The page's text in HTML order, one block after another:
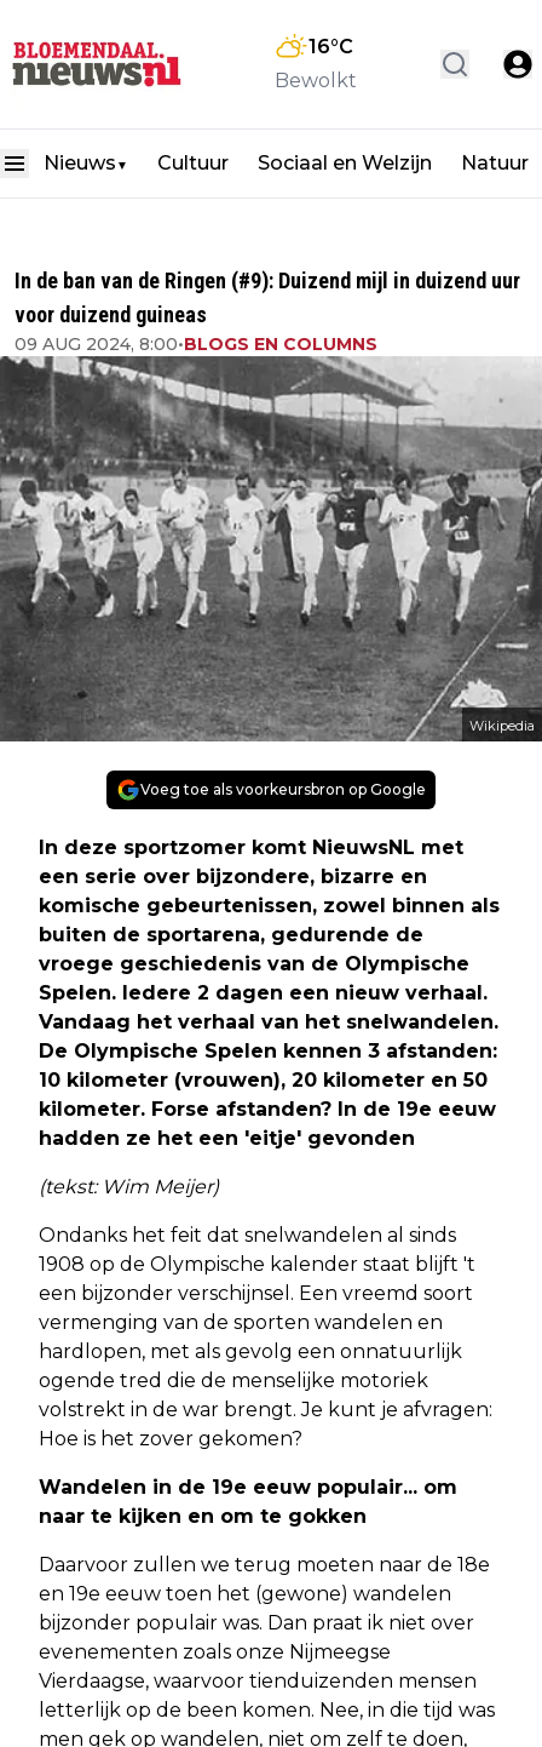
16°C
Bewolkt
Nieuws ▼ Cultuur Sociaal en Welzijn Natuur
In de ban van de Ringen (#9): Duizend mijl in duizend uur
voor duizend guineas
09 AUG 2024, 8:00•BLOGS EN COLUMNS
Wikipedia
Voeg toe als voorkeursbron op Google
In deze sportzomer komt NieuwsNL met
een serie over bijzondere, bizarre en
komische gebeurtenissen, zowel binnen als
buiten de sportarena, gedurende de
vroege geschiedenis van de Olympische
Spelen. Iedere 2 dagen een nieuw verhaal.
Vandaag het verhaal van het snelwandelen.
De Olympische Spelen kennen 3 afstanden:
10 kilometer (vrouwen), 20 kilometer en 50
kilometer. Forse afstanden? In de 19e eeuw
hadden ze het een 'eitje' gevonden
(tekst: Wim Meijer)
Ondanks het feit dat snelwandelen al sinds
1908 op de Olympische kalender staat blijft 't
een bijzonder verschijnsel. Een vreemd soort
vermenging van de sporten wandelen en
hardlopen, met als gevolg een onnatuurlijk
ogende tred die de menselijke motoriek
volstrekt in de war brengt. Je kunt je afvragen:
Hoe is het zover gekomen?
Wandelen in de 19e eeuw populair... om
naar te kijken en om te gokken
Daarvoor zullen we terug moeten naar de 18e
en 19e eeuw toen het (gewone) wandelen
bijzonder populair was. Dan praat ik niet over
evenementen zoals onze Nijmeegse
Vierdaagse, waarvoor tienduizenden mensen
letterlijk op de been komen. Nee, in die tijd was
men gek op wandelen, niet om zelf te doen,